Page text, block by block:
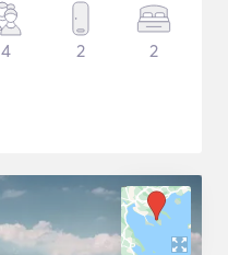
4 2 2